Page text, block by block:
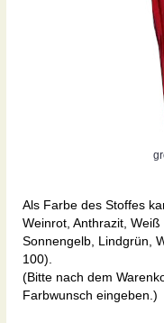
Als Farbe des Stoffes
Weinrot, Anthrazit, Weiß
Sonnengelb, Lindgrün,
100).
(Bitte nach dem
Farbwunsch eingeben.)